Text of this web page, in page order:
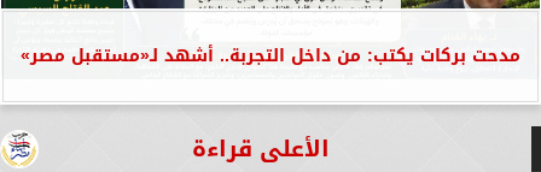
مدحت بركات يكتب: من داخل التجربة.. أشهد لـ«مستقبل مصر»
الأعلى قراءة